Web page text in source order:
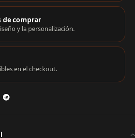
de comprar
y la personalización.
en el checkout.